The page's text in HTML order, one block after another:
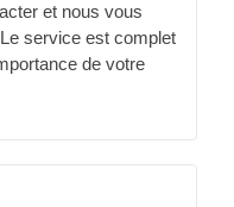
et nous vous
service est complet
de votre